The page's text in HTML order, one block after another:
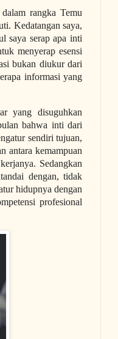
rangka Temu
Kedatangan saya,
saya serap apa inti
menyerap esensi
bukan diukur dari
informasi yang
yang disuguhkan
bahwa inti dari
sendiri tujuan,
antara kemampuan
Sedangkan
dengan, tidak
hidupnya dengan
profesional